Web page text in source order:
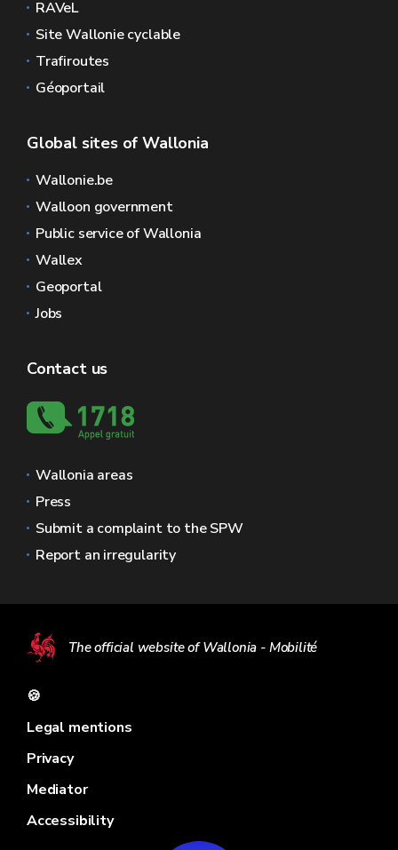
RAVeL
Site Wallonie cyclable
Trafiroutes
Géoportail
Global sites of Wallonia
Wallonie.be
Walloon government
Public service of Wallonia
Wallex
Geoportal
Jobs
Contact us
Wallonia areas
Press
Submit a complaint to the SPW
Report an irregularity
The official website of Wallonia - Mobilité
🍪
Legal mentions
Privacy
Mediator
Accessibility